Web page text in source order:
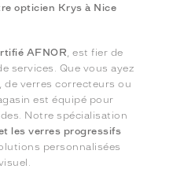
opticien Krys à Nice
AFNOR , est fier de
services. Que vous ayez
de verres correcteurs ou
est équipé pour
Notre spécialisation
les verres progressifs
personnalisées